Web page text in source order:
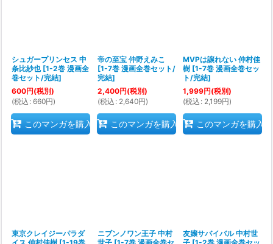
シュガープリンセス 中
条比紗也 [1-2巻 漫画全
巻セット/完結]
600円(税別)
(税込 : 660円)
このマンガを購入
帝の至宝 仲野えみこ
[1-7巻 漫画全巻セット/
完結]
2,400円(税別)
(税込 : 2,640円)
このマンガを購入
MVPは譲れない 仲村佳
樹 [1-7巻 漫画全巻セッ
ト/完結]
1,999円(税別)
(税込 : 2,199円)
このマンガを購入
東京クレイジーパラダ
ニブンノワン王子 中村
友嬢サバイバル 中村世